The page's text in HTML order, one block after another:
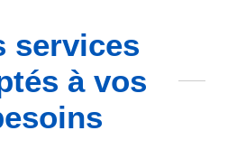
services
à vos